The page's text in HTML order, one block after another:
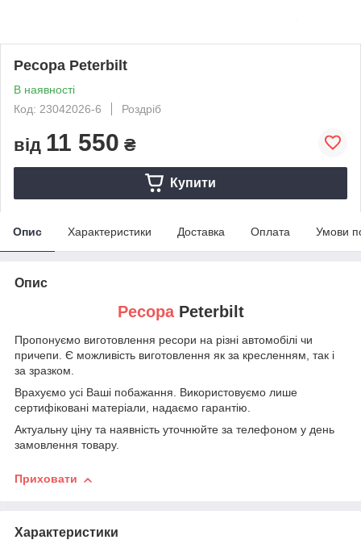
Ресора Peterbilt
В наявності
Код: 23042026-6
Роздріб
від 11 550 ₴
Купити
Опис Характеристики Доставка Оплата Умови
Опис
РесораPeterbilt
Пропонуємо виготовлення ресори на різні автомобілі чи
причепи. Є можливість виготовлення як за кресленням, так і
за зразком.
Врахуємо усі Ваші побажання. Використовуємо лише
сертифіковані матеріали, надаємо гарантію.
Актуальну ціну та наявність уточнюйте за телефоном у день
замовлення товару.
Приховати
Характеристики